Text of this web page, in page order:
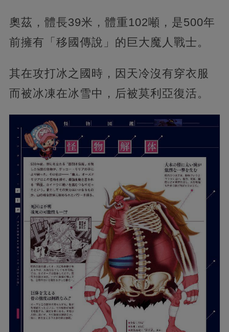
奧茲，體長39米，體重102噸，是500年
前擁有「移國傳說」的巨大魔人戰士。
其在攻打冰之國時，因天冷沒有穿衣服
而被冰凍在冰雪中，后被莫利亞復活。